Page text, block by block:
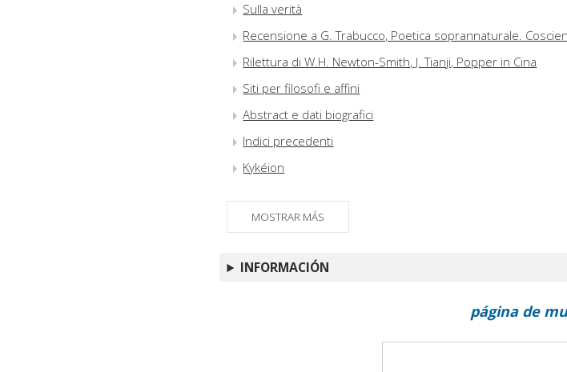
Sulla verità
Recensione a G. Trabucco, Poetica soprannaturale.
Rilettura di W.H. Newton-Smith, J. Tianji, Popper in Cina
Siti per filosofi e affini
Abstract e dati biografici
Indici precedenti
Kykéion
MOSTRAR MÁS
INFORMACIÓN
página de